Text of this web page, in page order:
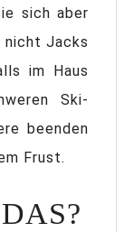
sich aber
nicht Jacks
im Haus
Ski-
beenden
Frust.